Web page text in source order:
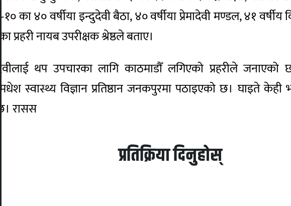
का ४० वर्षीया इन्दुदेवी बैठा, ४० वर्षीया प्रेमादेवी मण्डल, ४१
प्रहरी नायब उपरीक्षक श्रेष्ठले बताए।
थप उपचारका लागि काठमाडौँ लगिएको प्रहरीले
मधेश स्वास्थ्य विज्ञान प्रतिष्ठान जनकपुरमा पठाइएको छ। घाइते
रासस
प्रतिक्रिया दिनुहोस्